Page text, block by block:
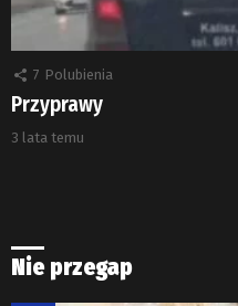
7 Polubienia
Przyprawy
3 lata temu
Nie przegap